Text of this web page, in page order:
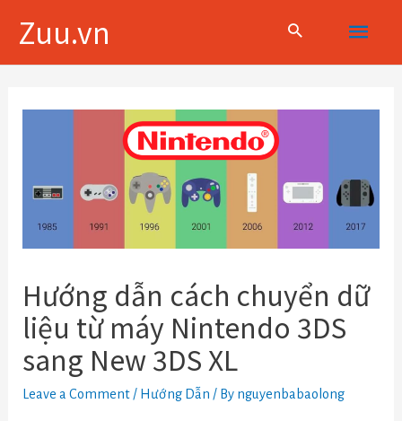
Zuu.vn
Main
Menu
Hướng dẫn cách chuyển dữ
liệu từ máy Nintendo 3DS
sang New 3DS XL
Leave a Comment / Hướng Dẫn / By nguyenbabaolong